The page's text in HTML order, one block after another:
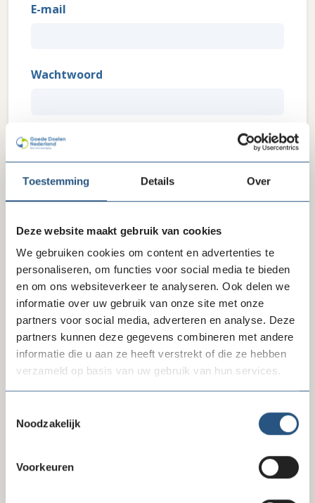
Toestemming Details Over
Deze website maakt gebruik van cookies
We gebruiken cookies om content en advertenties te
personaliseren, om functies voor social media te bieden
en om ons websiteverkeer te analyseren. Ook delen we
informatie over uw gebruik van onze site met onze
partners voor social media, adverteren en analyse. Deze
partners kunnen deze gegevens combineren met andere
informatie die u aan ze heeft verstrekt of die ze hebben
verzameld op basis van uw gebruik van hun services.
Noodzakelijk
Voorkeuren
E-mail
Wachtwoord
Inloggen Wachtwoord vergeten?
Heb je interesse in ons lidmaatschap? Wil je weten wat
Klik hier
Delen Delen via LinkedIn
Delen via Facebook
Wanneer